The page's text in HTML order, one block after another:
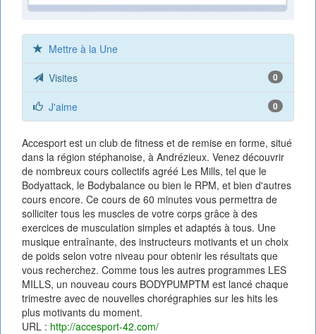
Mettre à la Une
0
Visites
0
J'aime
Accesport est un club de fitness et de remise en forme, situé
dans la région stéphanoise, à Andrézieux. Venez découvrir
de nombreux cours collectifs agréé Les Mills, tel que le
Bodyattack, le Bodybalance ou bien le RPM, et bien d'autres
cours encore. Ce cours de 60 minutes vous permettra de
solliciter tous les muscles de votre corps grâce à des
exercices de musculation simples et adaptés à tous. Une
musique entraînante, des instructeurs motivants et un choix
de poids selon votre niveau pour obtenir les résultats que
vous recherchez. Comme tous les autres programmes LES
MILLS, un nouveau cours BODYPUMPTM est lancé chaque
trimestre avec de nouvelles chorégraphies sur les hits les
plus motivants du moment.
URL : http://accesport-42.com/